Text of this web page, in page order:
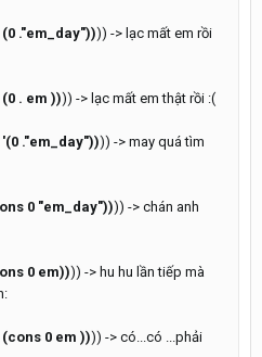
."em_day")))) -> lạc mất em rồi
. em )))) -> lạc mất em thật rồi :(
."em_day")))) -> may quá tìm
0 "em_day")))) -> chán anh
0 em)))) -> hu hu lần tiếp mà
0 em )))) -> có...có ...phải